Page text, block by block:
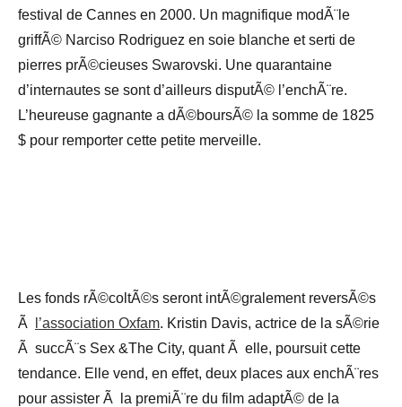
festival de Cannes en 2000. Un magnifique modÃ¨le
griffÃ© Narciso Rodriguez en soie blanche et serti de
pierres prÃ©cieuses Swarovski. Une quarantaine
d’internautes se sont d’ailleurs disputÃ© l’enchÃ¨re.
L’heureuse gagnante a dÃ©boursÃ© la somme de 1825
$ pour remporter cette petite merveille.
Les fonds rÃ©coltÃ©s seront intÃ©gralement reversÃ©s
Ã
l’association Oxfam. Kristin Davis, actrice de la sÃ©rie
Ã succÃ¨s Sex &The City, quant Ã elle, poursuit cette
tendance. Elle vend, en effet, deux places aux enchÃ¨res
pour assister Ã la premiÃ¨re du film adaptÃ© de la